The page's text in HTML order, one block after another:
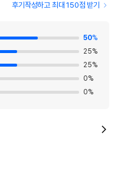
후기작성하고 최대 150점 받기
50%
25%
25%
0%
0%